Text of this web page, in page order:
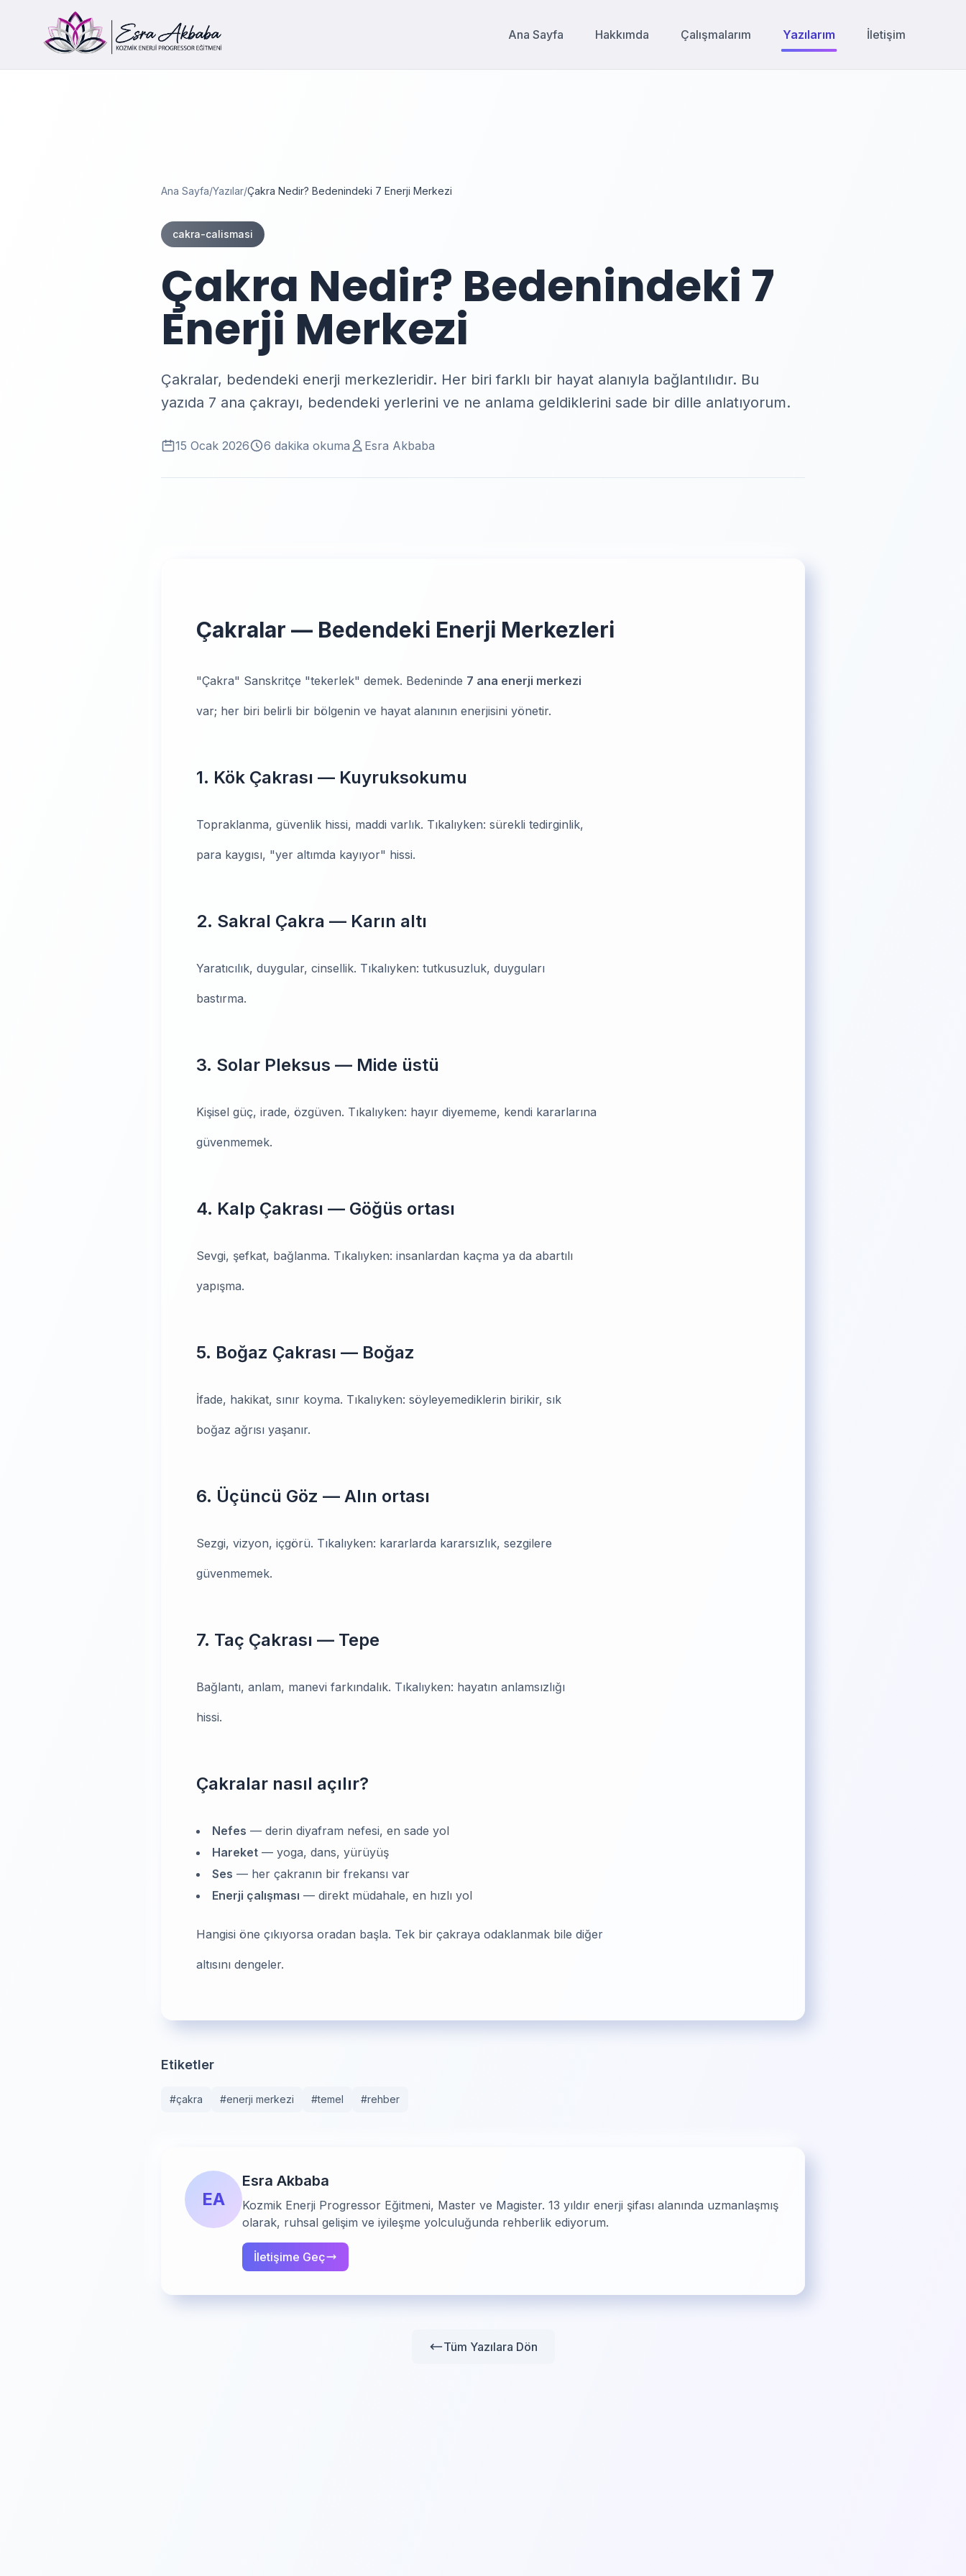
Ana Sayfa Hakkımda Çalışmalarım Yazılarım İletişim
Ana Sayfa/Yazılar/Çakra Nedir? Bedenindeki 7 Enerji Merkezi
cakra-calismasi
Çakra Nedir? Bedenindeki 7
Enerji Merkezi
Çakralar, bedendeki enerji merkezleridir. Her biri farklı bir hayat alanıyla bağlantılıdır. Bu
yazıda 7 ana çakrayı, bedendeki yerlerini ve ne anlama geldiklerini sade bir dille anlatıyorum.
15 Ocak 2026 6 dakika okuma Esra Akbaba
Çakralar — Bedendeki Enerji Merkezleri
"Çakra" Sanskritçe "tekerlek" demek. Bedeninde 7 ana enerji merkezi
var; her biri belirli bir bölgenin ve hayat alanının enerjisini yönetir.
1. Kök Çakrası — Kuyruksokumu
Topraklanma, güvenlik hissi, maddi varlık. Tıkalıyken: sürekli tedirginlik,
para kaygısı, "yer altımda kayıyor" hissi.
2. Sakral Çakra — Karın altı
Yaratıcılık, duygular, cinsellik. Tıkalıyken: tutkusuzluk, duyguları
bastırma.
3. Solar Pleksus — Mide üstü
Kişisel güç, irade, özgüven. Tıkalıyken: hayır diyememe, kendi kararlarına
güvenmemek.
4. Kalp Çakrası — Göğüs ortası
Sevgi, şefkat, bağlanma. Tıkalıyken: insanlardan kaçma ya da abartılı
yapışma.
5. Boğaz Çakrası — Boğaz
İfade, hakikat, sınır koyma. Tıkalıyken: söyleyemediklerin birikir, sık
boğaz ağrısı yaşanır.
6. Üçüncü Göz — Alın ortası
Sezgi, vizyon, içgörü. Tıkalıyken: kararlarda kararsızlık, sezgilere
güvenmemek.
7. Taç Çakrası — Tepe
Bağlantı, anlam, manevi farkındalık. Tıkalıyken: hayatın anlamsızlığı
hissi.
Çakralar nasıl açılır?
Nefes — derin diyafram nefesi, en sade yol
Hareket — yoga, dans, yürüyüş
Ses — her çakranın bir frekansı var
Enerji çalışması — direkt müdahale, en hızlı yol
Hangisi öne çıkıyorsa oradan başla. Tek bir çakraya odaklanmak bile diğer
altısını dengeler.
Etiketler
#çakra #enerji merkezi #temel #rehber
EA
Esra Akbaba
Kozmik Enerji Progressor Eğitmeni, Master ve Magister. 13 yıldır enerji şifası alanında uzmanlaşmış
olarak, ruhsal gelişim ve iyileşme yolculuğunda rehberlik ediyorum.
İletişime Geç
Tüm Yazılara Dön